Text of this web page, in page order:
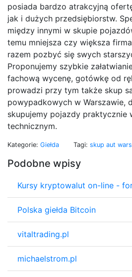
posiada bardzo atrakcyjną
jak i dużych przedsiębiorstw.
między innymi w skupie
temu mniejsza czy większa
razem pozbyć się swych
Proponujemy szybkie
fachową wycenę, gotówkę od
prowadzi przy tym także skup
powypadkowych w Warszawie,
skupujemy pojazdy praktycznie
technicznym.
Kategorie: Giełda Tagi: skup aut
Podobne wpisy
Kursy kryptowalut on-line -
Polska giełda Bitcoin
vitaltrading.pl
michaelstrom.pl